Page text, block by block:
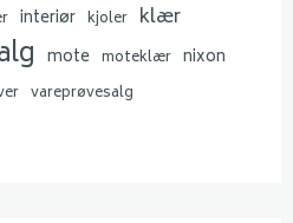
interiør kjoler klær
mote moteklær nixon
vareprøvesalg